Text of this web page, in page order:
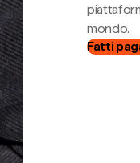
mondo.
Fatti